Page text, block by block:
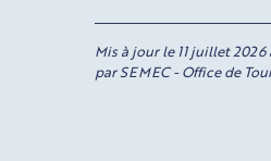
Mis à jour le 11 juillet 2026
par SEMEC - Office de